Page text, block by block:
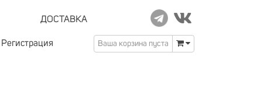
ДОСТАВКА
Регистрация Ваша корзина пуста